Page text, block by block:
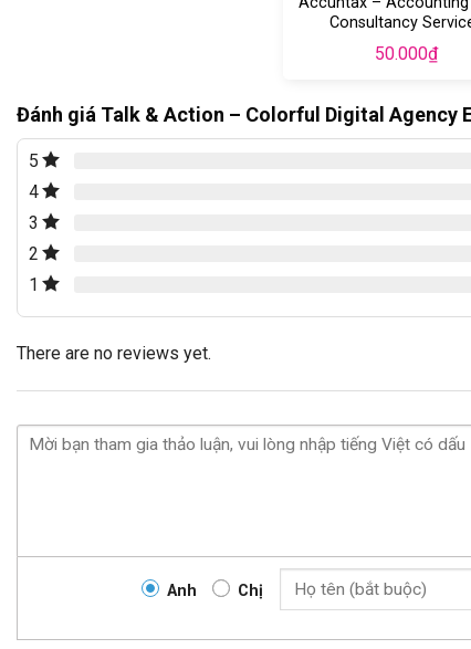
Consultancy
Elementor Template
50.000₫
Đánh giá Talk & Action – Colorful Digital Agency
5
4
3
2
1
There are no reviews yet.
Anh Chị